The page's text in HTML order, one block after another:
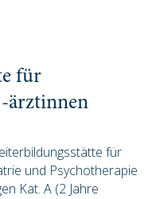
für
ärztinnen
für
und Psychotherapie
Kat. A (2 Jahre